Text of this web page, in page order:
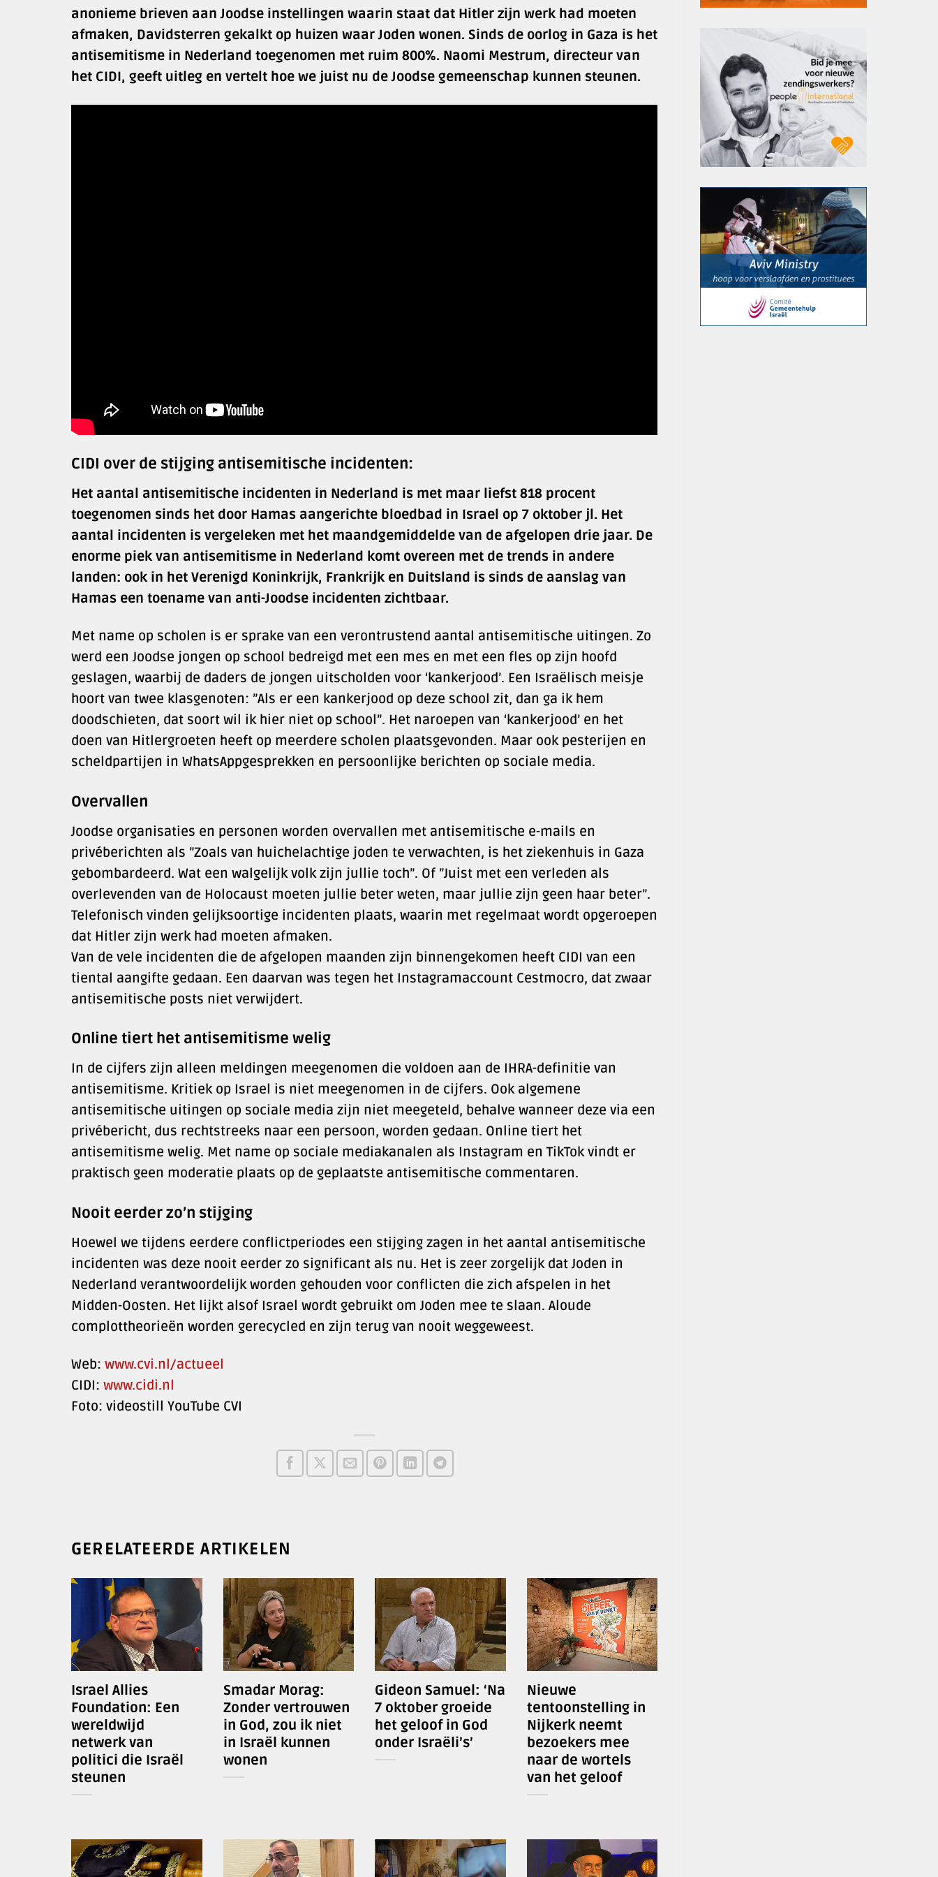
anonieme brieven aan Joodse instellingen waarin staat dat Hitler zijn werk had moeten
afmaken, Davidsterren gekalkt op huizen waar Joden wonen. Sinds de oorlog in Gaza is het
antisemitisme in Nederland toegenomen met ruim 800%. Naomi Mestrum, directeur van
het CIDI, geeft uitleg en vertelt hoe we juist nu de Joodse gemeenschap kunnen steunen.
CIDI over de stijging antisemitische incidenten:
Het aantal antisemitische incidenten in Nederland is met maar liefst 818 procent
toegenomen sinds het door Hamas aangerichte bloedbad in Israel op 7 oktober jl. Het
aantal incidenten is vergeleken met het maandgemiddelde van de afgelopen drie jaar. De
enorme piek van antisemitisme in Nederland komt overeen met de trends in andere
landen: ook in het Verenigd Koninkrijk, Frankrijk en Duitsland is sinds de aanslag van
Hamas een toename van anti-Joodse incidenten zichtbaar.
Met name op scholen is er sprake van een verontrustend aantal antisemitische uitingen. Zo
werd een Joodse jongen op school bedreigd met een mes en met een fles op zijn hoofd
geslagen, waarbij de daders de jongen uitscholden voor ‘kankerjood’. Een Israëlisch meisje
hoort van twee klasgenoten: ”Als er een kankerjood op deze school zit, dan ga ik hem
doodschieten, dat soort wil ik hier niet op school”. Het naroepen van ‘kankerjood’ en het
doen van Hitlergroeten heeft op meerdere scholen plaatsgevonden. Maar ook pesterijen en
scheldpartijen in WhatsAppgesprekken en persoonlijke berichten op sociale media.
Overvallen
Joodse organisaties en personen worden overvallen met antisemitische e-mails en
privéberichten als ”Zoals van huichelachtige joden te verwachten, is het ziekenhuis in Gaza
gebombardeerd. Wat een walgelijk volk zijn jullie toch”. Of ”Juist met een verleden als
overlevenden van de Holocaust moeten jullie beter weten, maar jullie zijn geen haar beter”.
Telefonisch vinden gelijksoortige incidenten plaats, waarin met regelmaat wordt opgeroepen
dat Hitler zijn werk had moeten afmaken.
Van de vele incidenten die de afgelopen maanden zijn binnengekomen heeft CIDI van een
tiental aangifte gedaan. Een daarvan was tegen het Instagramaccount Cestmocro, dat zwaar
antisemitische posts niet verwijdert.
Online tiert het antisemitisme welig
In de cijfers zijn alleen meldingen meegenomen die voldoen aan de IHRA-definitie van
antisemitisme. Kritiek op Israel is niet meegenomen in de cijfers. Ook algemene
antisemitische uitingen op sociale media zijn niet meegeteld, behalve wanneer deze via een
privébericht, dus rechtstreeks naar een persoon, worden gedaan. Online tiert het
antisemitisme welig. Met name op sociale mediakanalen als Instagram en TikTok vindt er
praktisch geen moderatie plaats op de geplaatste antisemitische commentaren.
Nooit eerder zo’n stijging
Hoewel we tijdens eerdere conflictperiodes een stijging zagen in het aantal antisemitische
incidenten was deze nooit eerder zo significant als nu. Het is zeer zorgelijk dat Joden in
Nederland verantwoordelijk worden gehouden voor conflicten die zich afspelen in het
Midden-Oosten. Het lijkt alsof Israel wordt gebruikt om Joden mee te slaan. Aloude
complottheorieën worden gerecycled en zijn terug van nooit weggeweest.
Web: www.cvi.nl/actueel
CIDI: www.cidi.nl
Foto: videostill YouTube CVI
GERELATEERDE ARTIKELEN
Israel Allies
Foundation: Een
wereldwijd
netwerk van
politici die Israël
steunen
Smadar Morag:
Zonder vertrouwen
in God, zou ik niet
in Israël kunnen
wonen
Gideon Samuel: ‘Na
7 oktober groeide
het geloof in God
onder Israëli’s’
Nieuwe
tentoonstelling in
Nijkerk neemt
bezoekers mee
naar de wortels
van het geloof